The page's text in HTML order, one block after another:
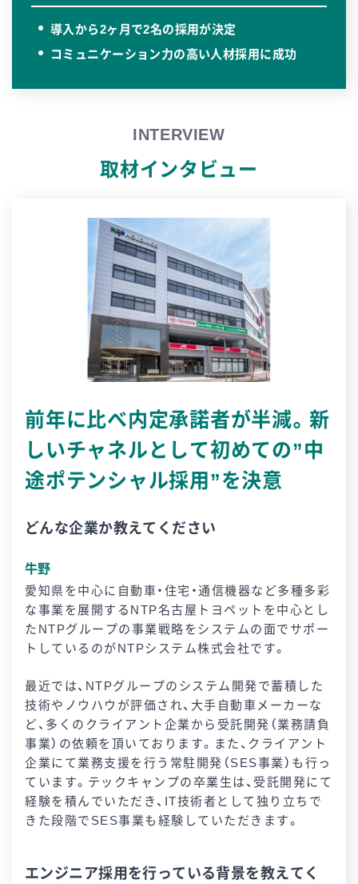
導入から2ヶ月で2名の採用が決定
コミュニケーション力の高い人材採用に成功
INTERVIEW
取材インタビュー
前年に比べ内定承諾者が半減。新
しいチャネルとして初めての”中
途ポテンシャル採用”を決意
どんな企業か教えてください
牛野
愛知県を中心に自動車・住宅・通信機器など多種多彩
な事業を展開するNTP名古屋トヨペットを中心とし
たNTPグループの事業戦略をシステムの面でサポー
トしているのがNTPシステム株式会社です。
最近では、NTPグループのシステム開発で蓄積した
技術やノウハウが評価され、大手自動車メーカーな
ど、多くのクライアント企業から受託開発（業務請負
事業）の依頼を頂いております。また、クライアント
企業にて業務支援を行う常駐開発（SES事業）も行っ
ています。テックキャンプの卒業生は、受託開発にて
経験を積んでいただき、IT技術者として独り立ちで
きた段階でSES事業も経験していただきます。
エンジニア採用を行っている背景を教えてく